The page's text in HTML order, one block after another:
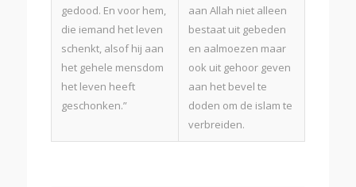
gedood. En voor hem,
die iemand het leven
schenkt, alsof hij aan
het gehele mensdom
het leven heeft
geschonken.”
aan Allah niet alleen
bestaat uit gebeden
en aalmoezen maar
ook uit gehoor geven
aan het bevel te
doden om de islam te
verbreiden.